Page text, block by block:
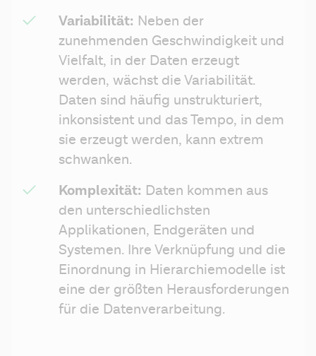
Variabilität: Neben der
zunehmenden Geschwindigkeit und
Vielfalt, in der Daten erzeugt
werden, wächst die Variabilität.
Daten sind häufig unstrukturiert,
inkonsistent und das Tempo, in dem
sie erzeugt werden, kann extrem
schwanken.
Komplexität: Daten kommen aus
den unterschiedlichsten
Applikationen, Endgeräten und
Systemen. Ihre Verknüpfung und die
Einordnung in Hierarchiemodelle ist
eine der größten Herausforderungen
für die Datenverarbeitung.